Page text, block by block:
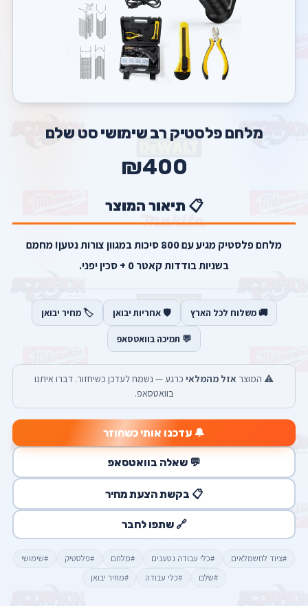
מלחם פלסטיק רב שימושי סט שלם
₪400
📋 תיאור המוצר
מלחם פלסטיק מגיע עם 800 סיכות במגוון צורות נטען! מחמם
בשניות בודדות קאטר 0 + סכין יפני.
🚚 משלוח לכל הארץ 🛡️ אחריות יבואן 🏷️ מחיר יבואן
💬 תמיכה בוואטסאפ
⚠️ המוצר אזל מהמלאי כרגע — נשמח לעדכן כשיחזור. דברו איתנו
בוואטסאפ.
🔔 עדכנו אותי כשחוזר
💬 שאלה בוואטסאפ
📋 בקשת הצעת מחיר
🔗 שתפו לחבר
#ציוד לחשמלאים #כלי עבודה נטענים #מלחם #פלסטיק
#שימושי
#שלם
#כלי עבודה #מחיר יבואן